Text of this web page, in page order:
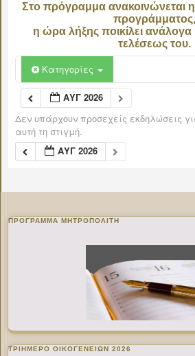
Στο πρόγραμμα ανακοινώνεται
προγράμματος,
η ώρα λήξης ποικίλει ανάλογα
τελέσεως του.
Κατηγορίες
ΑΥΓ 2026
Δεν υπάρχουν προσεχείς εκδηλώσεις
αυτή τη στιγμή.
ΑΥΓ 2026
ΠΡΌΓΡΑΜΜΑ ΜΗΤΡΟΠΟΛΊΤΗ
ΤΡΙΗΜΕΡΟ ΟΙΚΟΓΕΝΕΙΩΝ 2026